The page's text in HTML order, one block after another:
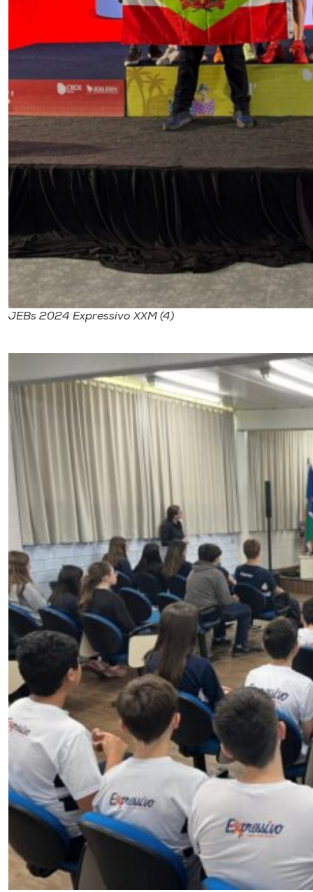
JEBs 2024 Expressivo XXM (4)